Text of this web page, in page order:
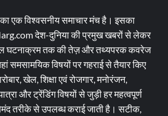
का एक विश्वसनीय समाचार मंच है। इसका
देश-दुनिया की प्रमुख खबरों से लेकर
घटनाक्रम तक की तेज़ और तथ्यपरक कवरेज
समसामयिक विषयों पर गहराई से तैयार किए
खेल, शिक्षा एवं रोजगार, मनोरंजन,
और ट्रेंडिंग विषयों से जुड़ी हर महत्वपूर्ण
तरीके से उपलब्ध कराई जाती है। सटीक,